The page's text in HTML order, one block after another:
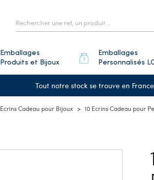
Emballages
Produits et Bijoux
Emballages
Personnalisés
Tout notre stock se trouve en
Ecrins Cadeau pour Bijoux 10 Ecrins Cadeau pour